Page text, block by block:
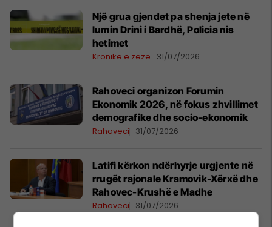
Një grua gjendet pa shenja jete në
lumin Drini i Bardhë, Policia nis
hetimet
Kronikë e zezë 31/07/2026
Rahoveci organizon Forumin
Ekonomik 2026, në fokus zhvillimet
demografike dhe socio-ekonomik
Rahoveci 31/07/2026
Latifi kërkon ndërhyrje urgjente në
rrugët rajonale Kramovik-Xërxë dhe
Rahovec-Krushë e Madhe
Rahoveci 31/07/2026